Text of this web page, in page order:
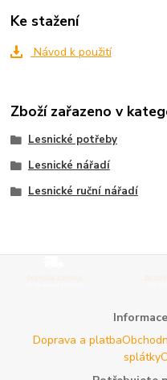
Ke stažení
Návod k použití
Zboží zařazeno v
Lesnické potřeby
Lesnické nářadí
Lesnické ruční nářadí
Doprava a platba
splátky